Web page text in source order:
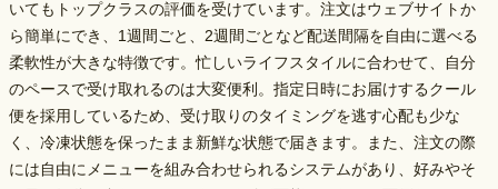
いてもトップクラスの評価を受けています。注文はウェブサイトか
ら簡単にでき、 1週間ごと、2週間ごとなど配送間隔を自由に選べる
柔軟性が大きな特徴です。忙しいライフスタイルに合わせて、自分
のペースで受け取れるのは大変便利。指定日時にお届けするクール
便を採用しているため、受け取りのタイミングを逃す心配も少な
く、冷凍状態を保ったまま新鮮な状態で届きます。また、注文の際
には自由にメニューを組み合わせられるシステムがあり、好みやそ